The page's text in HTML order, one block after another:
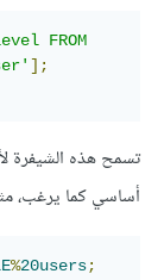
FROM
];
تسمح هذه الشيفرة
أساسي كما يرغب،
%20users;